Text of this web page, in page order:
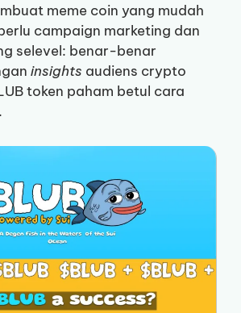
meme coin yang mudah
campaign marketing dan
selevel: benar-benar
insights audiens crypto
token paham betul cara